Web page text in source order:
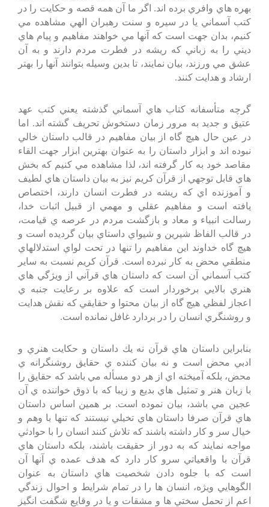
بهره هاي وافري برده اند. اگر ما آن همه قصه و حكايت را در
كتب آسماني يا در سيره و سنت رهبران الهي مشاهده مي
كنيم، بدان جهت است كه آنها مي خواهند مفاهيم و پيام هاي
ديني را به زباني كه ريشه در فطرت مردم دارند و به آن
عشق مي ورزند، بيان نمايند، تا بدين وسيله بتوانند آنها را بهتر
ارشاد و هدايت كنند.
گرچه متأسفانه كتاب هاي آسماني گذشته يعني كتب عهد
عتيق و جديد به مرور زمان دستخوش تحريف گشته اند. اما
در عين حال هيچ گاه از بيان مفاهيم در قالب داستان خالي
نبوده اند و ابزار داستان را به عنوان بهترين ابزار جهت القاء
مقاصد خود به كار گرفته اند، لذا مشاهده مي كنيم كه بخش
هاي قابل توجهي از قرآن كريم نيز به بيان داستان هاي لطيف
و آموزنده اي كه ريشه در فطرت انسان دارند، اختصاص
يافته است و مفاهيم عقلي و مهمي از قبيل اثبات خدا،
رسالت انبياء و معاد و بازگشت مردم در عرصه ي قيامت،
در قالب الفاظ شيرين و شيواي داستاي بيان گرديده است و
هيچ گاه خداوند اين مفاهيم را تنها در تحت لواي استدلالهاي
منطقي محض به كار نبرده است. قرآن كريم نسبت به ساير
كتب آسماني آن است كه داستان هاي قرآني از ويژگي هاي
هنري بالايي برخوردار است كه علاوه بر رعايت جنبه ي
اعجاز لفظي هيچ گاه از بيان محتوا و حقايقي كه نقش هدايت
و روشنگري انسان را در بردارد غافل نمانده است.
بنابراين داستان هاي قرآن نه يك داستان و حكايت هنري و
ادبي محض است و نه بيان كننده ي حقايق روشنگرانه ي
محض، بلكه آميخته اي از هر دو مسأله مي باشد كه حقايق را
با زبان هنر و تمثيل هاي بديع و زيبا كه با ذوق خواننده ي آن
عجين مي باشد، بيان نموده است. بر همين اساس داستان
هاي قرآن صرفا داستان هاي تخيلي نيستند كه تنها با وهم و
خيال سر و كار داشته باشند كه تلاش كنند انسان را با حوادثي
مواجه نمايند كه به دور از حقيقت باشند، بلكه داستان هاي
قرآن با واقعياتي سرو كار دارد كه هدف عمده ي آنها آن
است كه با جلوه دادن شخصيت هاي داستان به عنوان
الگوهايي ويژه، انسان ها را در تمام شرايط و احوال زندگي
اعم از تحمل سختي ها و مشقات و يا در وقايع شگفت انگيز